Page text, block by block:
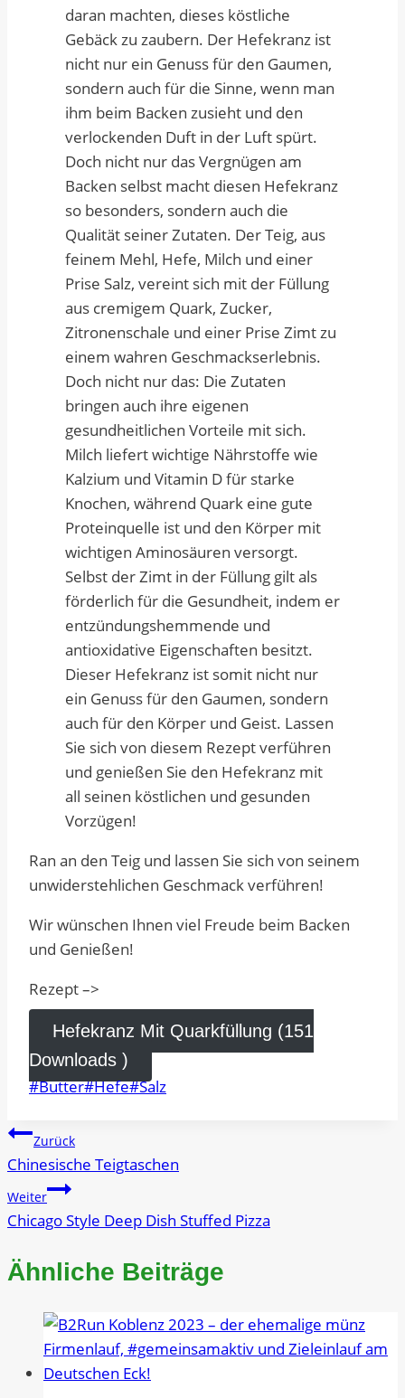
Ran an den Teig und lassen Sie sich von seinem
unwiderstehlichen Geschmack verführen!
Wir wünschen Ihnen viel Freude beim Backen
und Genießen!
Rezept –>
Hefekranz Mit Quarkfüllung (151
Downloads )
Schlagworte:
#Butter#Hefe#Salz
Beitragsnavigation
Zurück
Chinesische Teigtaschen
Weiter
Chicago Style Deep Dish Stuffed Pizza
Ähnliche Beiträge